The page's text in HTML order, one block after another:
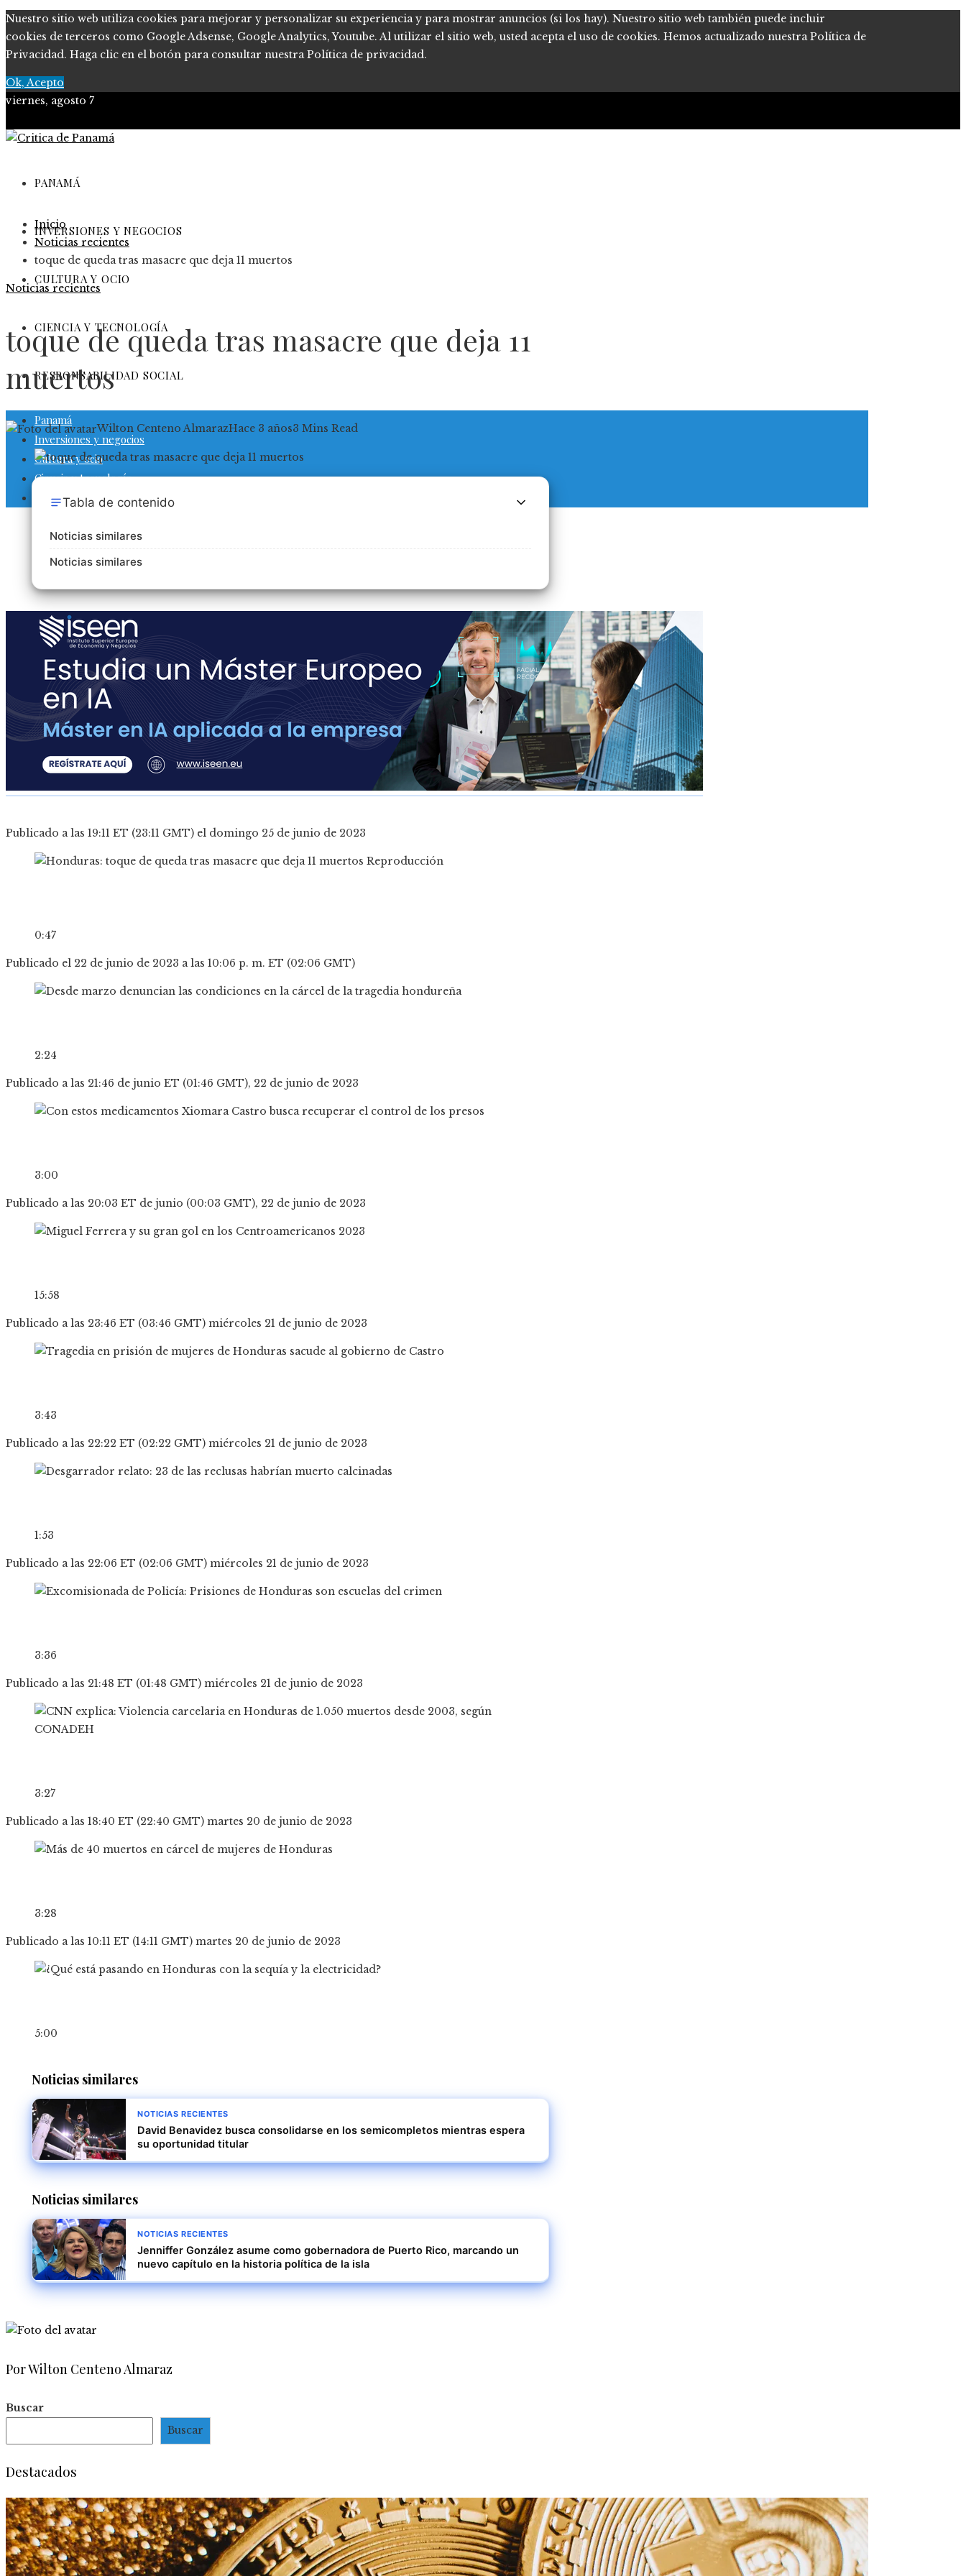
Nuestro sitio web utiliza cookies para mejorar y personalizar su experiencia y para mostrar anuncios (si los hay). Nuestro sitio web también puede incluir
cookies de terceros como Google Adsense, Google Analytics, Youtube. Al utilizar el sitio web, usted acepta el uso de cookies. Hemos actualizado nuestra Política de
Privacidad. Haga clic en el botón para consultar nuestra Política de privacidad.
Ok, Acepto
viernes, agosto 7
PANAMÁ
INVERSIONES Y NEGOCIOS
CULTURA Y OCIO
CIENCIA Y TECNOLOGÍA
RESPONSABILIDAD SOCIAL
Panamá
Inversiones y negocios
Cultura y ocio
Ciencia y tecnología
Responsabilidad social
Inicio
Noticias recientes
toque de queda tras masacre que deja 11 muertos
Noticias recientes
toque de queda tras masacre que deja 11
muertos
Wilton Centeno AlmarazHace 3 años3 Mins Read
Tabla de contenido
Noticias similares
Noticias similares
Publicado a las 19:11 ET (23:11 GMT) el domingo 25 de junio de 2023
Reproducción
0:47
Publicado el 22 de junio de 2023 a las 10:06 p. m. ET (02:06 GMT)
2:24
Publicado a las 21:46 de junio ET (01:46 GMT), 22 de junio de 2023
3:00
Publicado a las 20:03 ET de junio (00:03 GMT), 22 de junio de 2023
15:58
Publicado a las 23:46 ET (03:46 GMT) miércoles 21 de junio de 2023
3:43
Publicado a las 22:22 ET (02:22 GMT) miércoles 21 de junio de 2023
1:53
Publicado a las 22:06 ET (02:06 GMT) miércoles 21 de junio de 2023
3:36
Publicado a las 21:48 ET (01:48 GMT) miércoles 21 de junio de 2023
3:27
Publicado a las 18:40 ET (22:40 GMT) martes 20 de junio de 2023
3:28
Publicado a las 10:11 ET (14:11 GMT) martes 20 de junio de 2023
5:00
Noticias similares
NOTICIAS RECIENTES
David Benavidez busca consolidarse en los semicompletos mientras espera
su oportunidad titular
Noticias similares
NOTICIAS RECIENTES
Jenniffer González asume como gobernadora de Puerto Rico, marcando un
nuevo capítulo en la historia política de la isla
Por Wilton Centeno Almaraz
Buscar
Buscar
Destacados